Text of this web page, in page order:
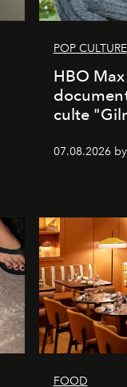
POP CULTURE
HBO
culte
07.08.2026
FOOD